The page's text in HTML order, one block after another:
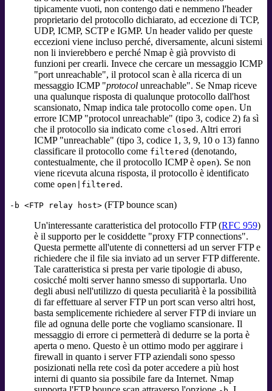
tipicamente vuoti, non contengo dati e nemmeno l'header
proprietario del protocollo dichiarato, ad eccezione di TCP,
UDP, ICMP, SCTP e IGMP. Un header valido per queste
eccezioni viene incluso perché, diversamente, alcuni sistemi
non li invierebbero e perché Nmap è già provvisto di
funzioni per crearli. Invece che cercare un messaggio ICMP
"port unreachable", il protocol scan è alla ricerca di un
messaggio ICMP "protocol unreachable". Se Nmap riceve
una qualunque risposta di qualunque protocollo dall'host
scansionato, Nmap indica tale protocollo come open. Un
errore ICMP "protocol unreachable" (tipo 3, codice 2) fa sì
che il protocollo sia indicato come closed . Altri errori
ICMP "unreachable" (tipo 3, codice 1, 3, 9, 10 o 13) fanno
classificare il protocollo come filtered (denotando,
contestualmente, che il protocollo ICMP è open). Se non
viene ricevuta alcuna risposta, il protocollo è identificato
come open|filtered .
-b <FTP relay host> (FTP bounce scan)
Un'interessante caratteristica del protocollo FTP (RFC 959)
è il supporto per le cosiddette "proxy FTP connections".
Questa permette all'utente di connettersi ad un server FTP e
richiedere che il file sia inviato ad un server FTP differente.
Tale caratteristica si presta per varie tipologie di abuso,
cosicché molti server hanno smesso di supportarla. Uno
degli abusi nell'utilizzo di questa peculiarità è la possibilità
di far effettuare al server FTP un port scan verso altri host,
basta semplicemente richiedere al server FTP di inviare un
file ad ognuna delle porte che vogliamo scansionare. Il
messaggio di errore ci permetterà di dedurre se la porta è
aperta o meno. Questo è un ottimo modo per aggirare i
firewall in quanto i server FTP aziendali sono spesso
posizionati nella rete così da poter accedere a più host
interni di quanto sia possibile fare da Internet. Nmap